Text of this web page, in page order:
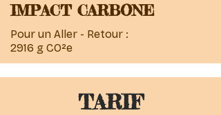
IMPACT CARBONE
Pour un Aller - Retour :
2916 g CO²e
TARIF